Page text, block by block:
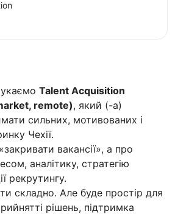
Talent Acquisition
remote), який (-а)
сильних, мотивованих і
Чехії.
вакансії», а про
аналітику, стратегію
рекрутингу.
складно. Але буде простір для
рішень, підтримка